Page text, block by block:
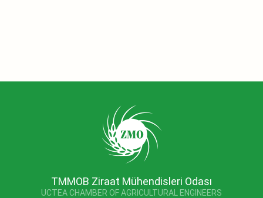
TMMOB Ziraat Mühendisleri Odası
UCTEA CHAMBER OF AGRICULTURAL ENGINEERS